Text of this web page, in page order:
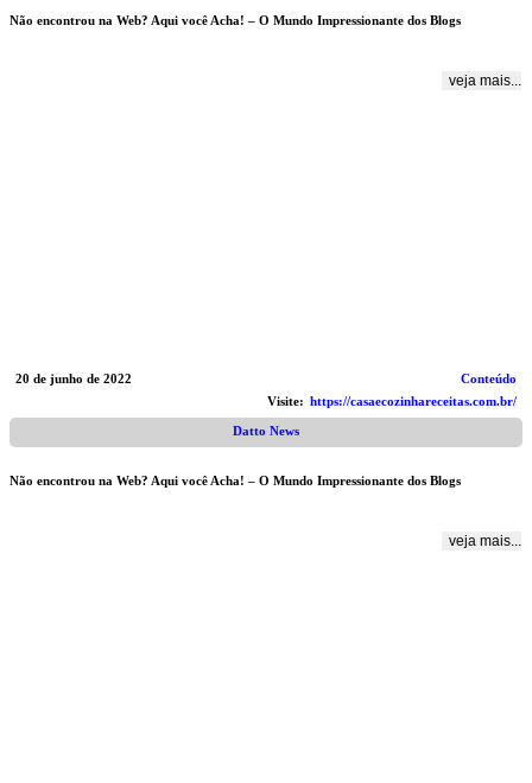
Não encontrou na Web? Aqui você Acha! – O Mundo Impressionante dos Blogs
veja mais...
20 de junho de 2022
Conteúdo
Visite: https://casaecozinhareceitas.com.br/
Datto News
Não encontrou na Web? Aqui você Acha! – O Mundo Impressionante dos Blogs
veja mais...